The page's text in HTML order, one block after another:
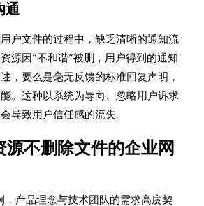
通
户文件的过程中，缺乏清晰的通知流
源因“不和谐”被删，用户得到的通知
，要么是毫无反馈的标准回复声明，
。这种以系统为导向、忽略用户诉求
导致用户信任感的流失。
源不删除文件的企业网
，产品理念与技术团队的需求高度契